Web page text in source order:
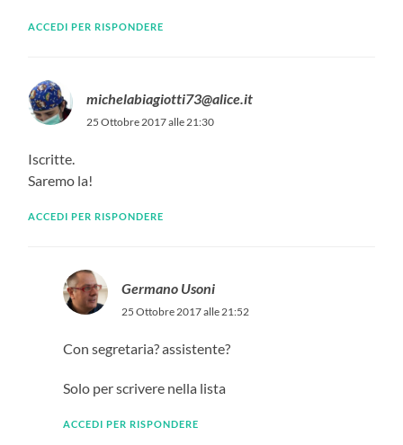
ACCEDI PER RISPONDERE
michelabiagiotti73@alice.it
25 Ottobre 2017 alle 21:30
Iscritte.
Saremo la!
ACCEDI PER RISPONDERE
Germano Usoni
25 Ottobre 2017 alle 21:52
Con segretaria? assistente?
Solo per scrivere nella lista
ACCEDI PER RISPONDERE